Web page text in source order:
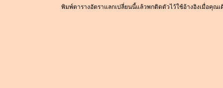
พิมพ์ตารางอัตราแลกเปลี่ยนนี้แล้วพกติดตัวไว้ใช้อ้างอิงเมื่อคุณเ